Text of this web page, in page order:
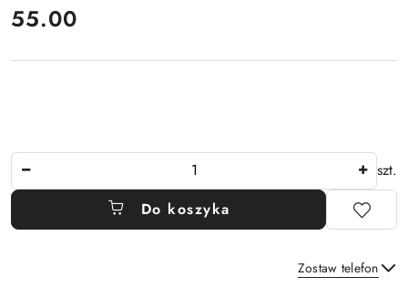
cena:
55.00
szt.
Do koszyka
Zostaw telefon